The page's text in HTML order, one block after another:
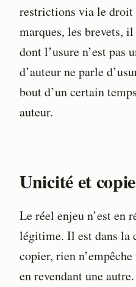
restrictions via le droit
marques, les brevets,
dont l’usure n’est
d’auteur ne parle
bout d’un certain
auteur.
Unicité et copie
Le réel enjeu n’est en
légitime. Il est dans la
copier, rien
en revendant une